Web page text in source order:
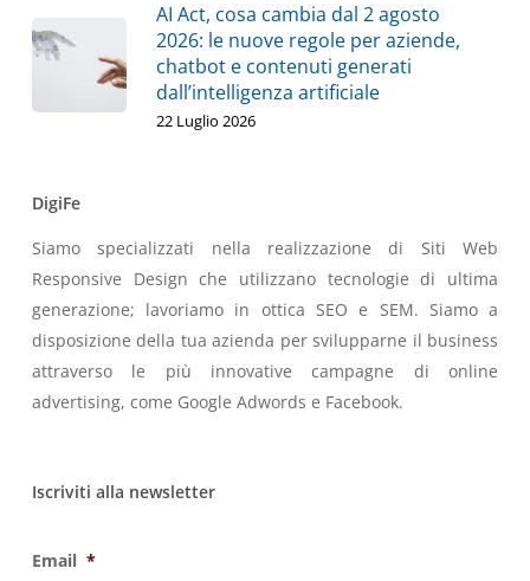
AI Act, cosa cambia dal 2 agosto
2026: le nuove regole per aziende,
chatbot e contenuti generati
dall’intelligenza artificiale
22 Luglio 2026
DigiFe
Siamo specializzati nella realizzazione di Siti Web
Responsive Design che utilizzano tecnologie di ultima
generazione; lavoriamo in ottica SEO e SEM. Siamo a
disposizione della tua azienda per svilupparne il business
attraverso le più innovative campagne di online
advertising, come Google Adwords e Facebook.
Iscriviti alla newsletter
Email *